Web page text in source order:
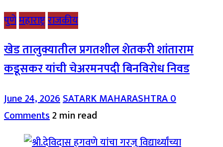
पुणेमहाराष्ट्रराजकीय
खेड तालुक्यातील प्रगतशील शेतकरी शांताराम
कडूसकर यांची चेअरमनपदी बिनविरोध निवड
June 24, 2026SATARK MAHARASHTRA0
Comments2 min read